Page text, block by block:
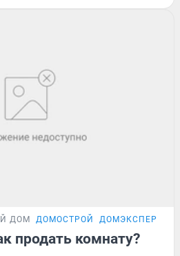
ДОМ ДОМОСТРОЙ ДОМЭКСПЕРТ
продать комнату?